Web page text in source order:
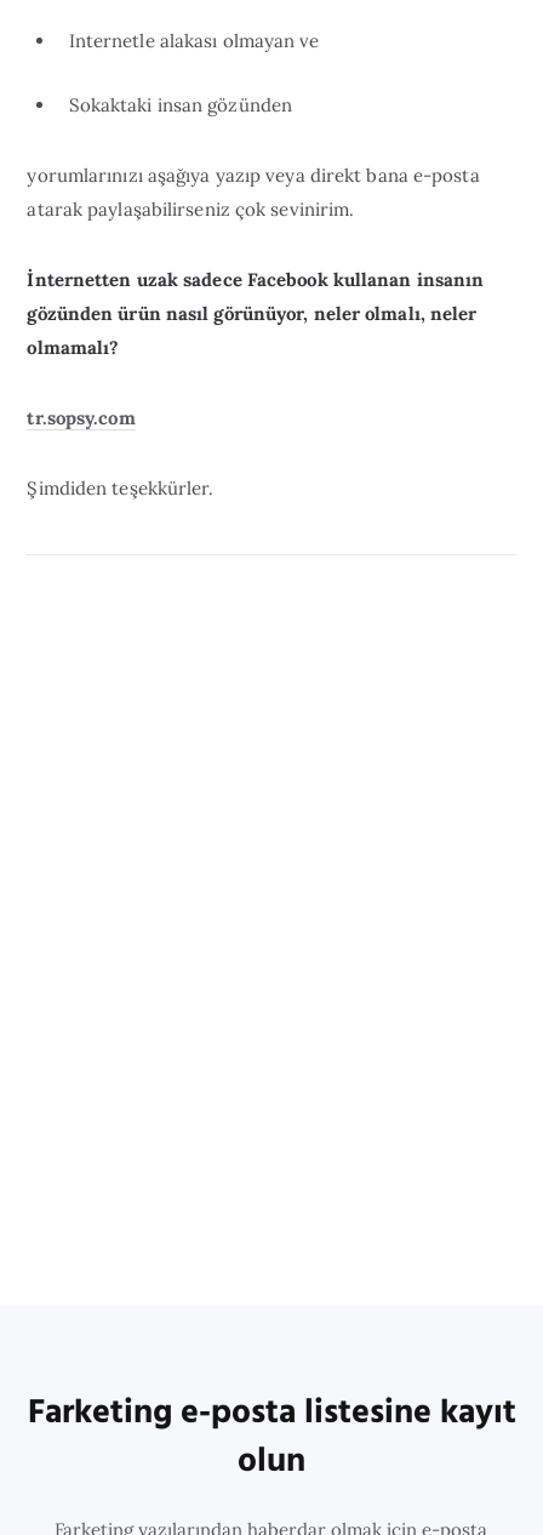
Internetle alakası olmayan ve
Sokaktaki insan gözünden
yorumlarınızı aşağıya yazıp veya direkt bana e-posta
atarak paylaşabilirseniz çok sevinirim.
İnternetten uzak sadece Facebook kullanan insanın
gözünden ürün nasıl görünüyor, neler olmalı, neler
olmamalı?
tr.sopsy.com
Şimdiden teşekkürler.
Farketing e-posta listesine kayıt
olun
Farketing yazılarından haberdar olmak için e-posta